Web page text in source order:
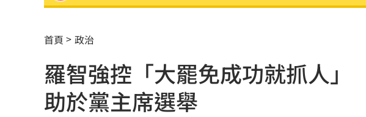
兄弟打線突破後勁 黃韋盛3打點率隊2連勝
龍藏經7折仍要131.6萬 他原價現金秒結帳 19:29
99歲婆婆「月花35萬」！66歲媳無法退休
首頁 政治
羅智強控「大罷免成功就抓人
助於黨主席選舉